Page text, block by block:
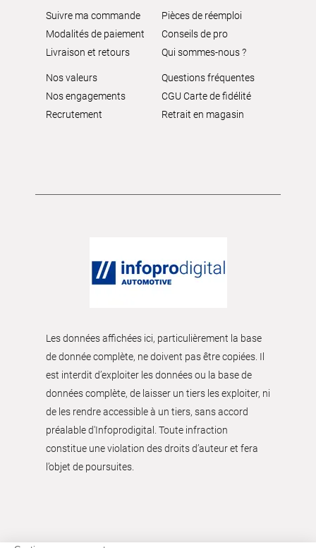
Suivre ma commande
Modalités de paiement
Livraison et retours
Pièces de réemploi
Conseils de pro
Qui sommes-nous ?
Nos valeurs
Nos engagements
Recrutement
Questions fréquentes
CGU Carte de fidélité
Retrait en magasin
Les données affichées ici, particulièrement la base
de donnée complète, ne doivent pas être copiées. Il
est interdit d’exploiter les données ou la base de
données complète, de laisser un tiers les exploiter, ni
de les rendre accessible à un tiers, sans accord
préalable d'Infoprodigital. Toute infraction
constitue une violation des droits d’auteur et fera
l’objet de poursuites.